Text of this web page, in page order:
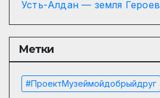
Усть-Алдан — земля Героев
Метки
#проектМузеймойдобрыйдруг